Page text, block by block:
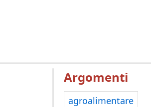
Argomenti
agroalimentare